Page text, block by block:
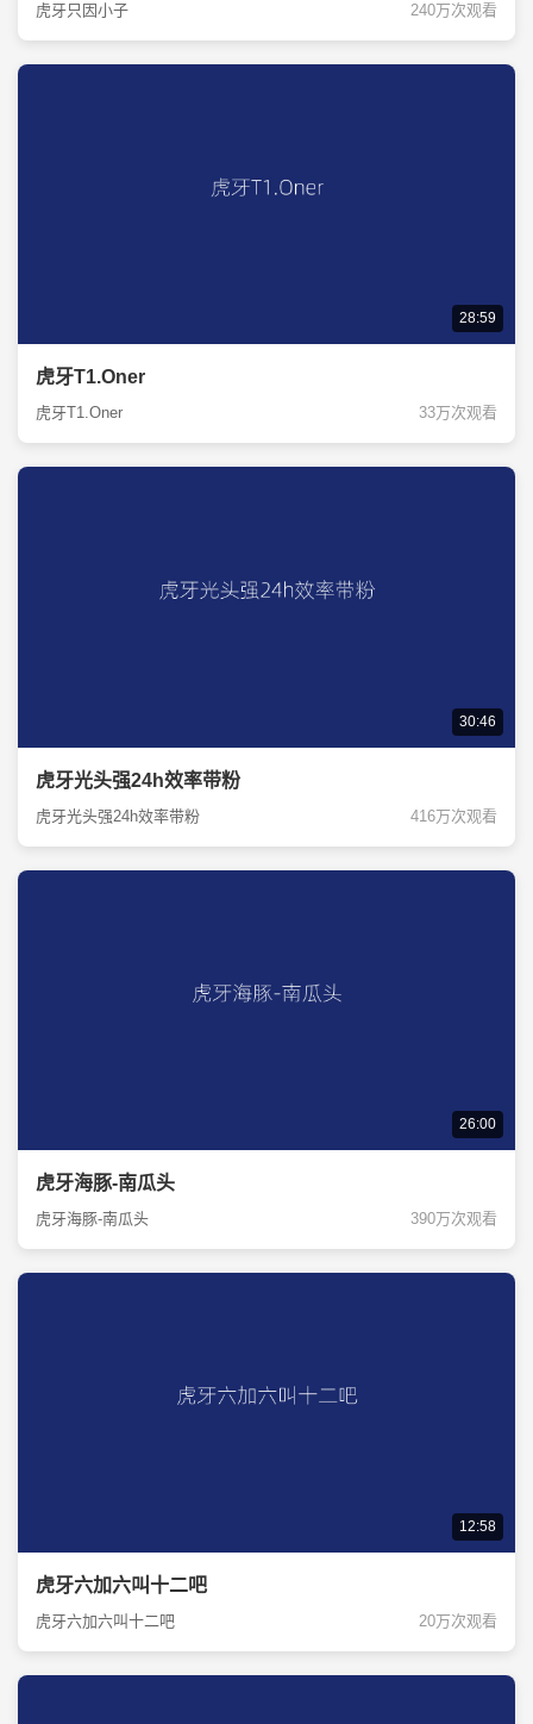
虎牙只因小子 240万次观看
28:59
虎牙T1.Oner
虎牙T1.Oner 33万次观看
30:46
虎牙光头强24h效率带粉
虎牙光头强24h效率带粉 416万次观看
26:00
虎牙海豚-南瓜头
虎牙海豚-南瓜头 390万次观看
12:58
虎牙六加六叫十二吧
虎牙六加六叫十二吧 20万次观看